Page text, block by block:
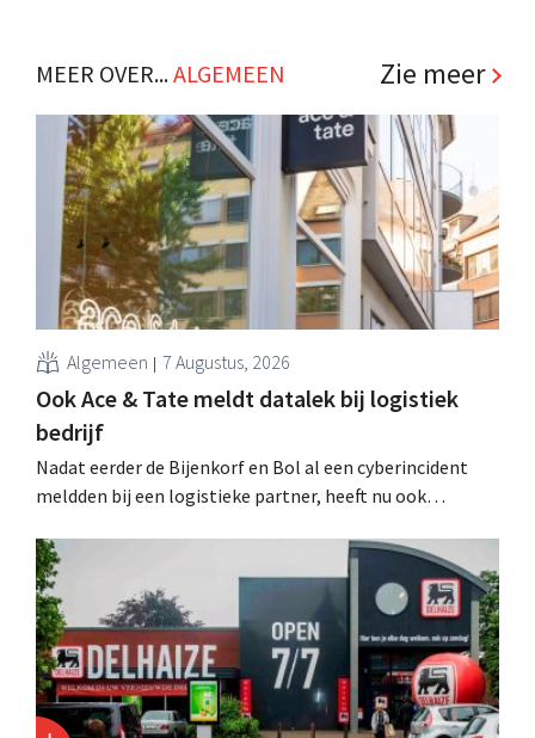
.MEER OVER...ALGEMEEN Zie meer
Algemeen 7 Augustus, 2026
Ook Ace & Tate meldt datalek bij logistiek
bedrijf
Nadat eerder de Bijenkorf en Bol al een cyberincident
meldden bij een logistieke partner, heeft nu ook
datalek. Financiële gegevens, gebruikersnamen en
wachtwoorden zijn niet getroffen.